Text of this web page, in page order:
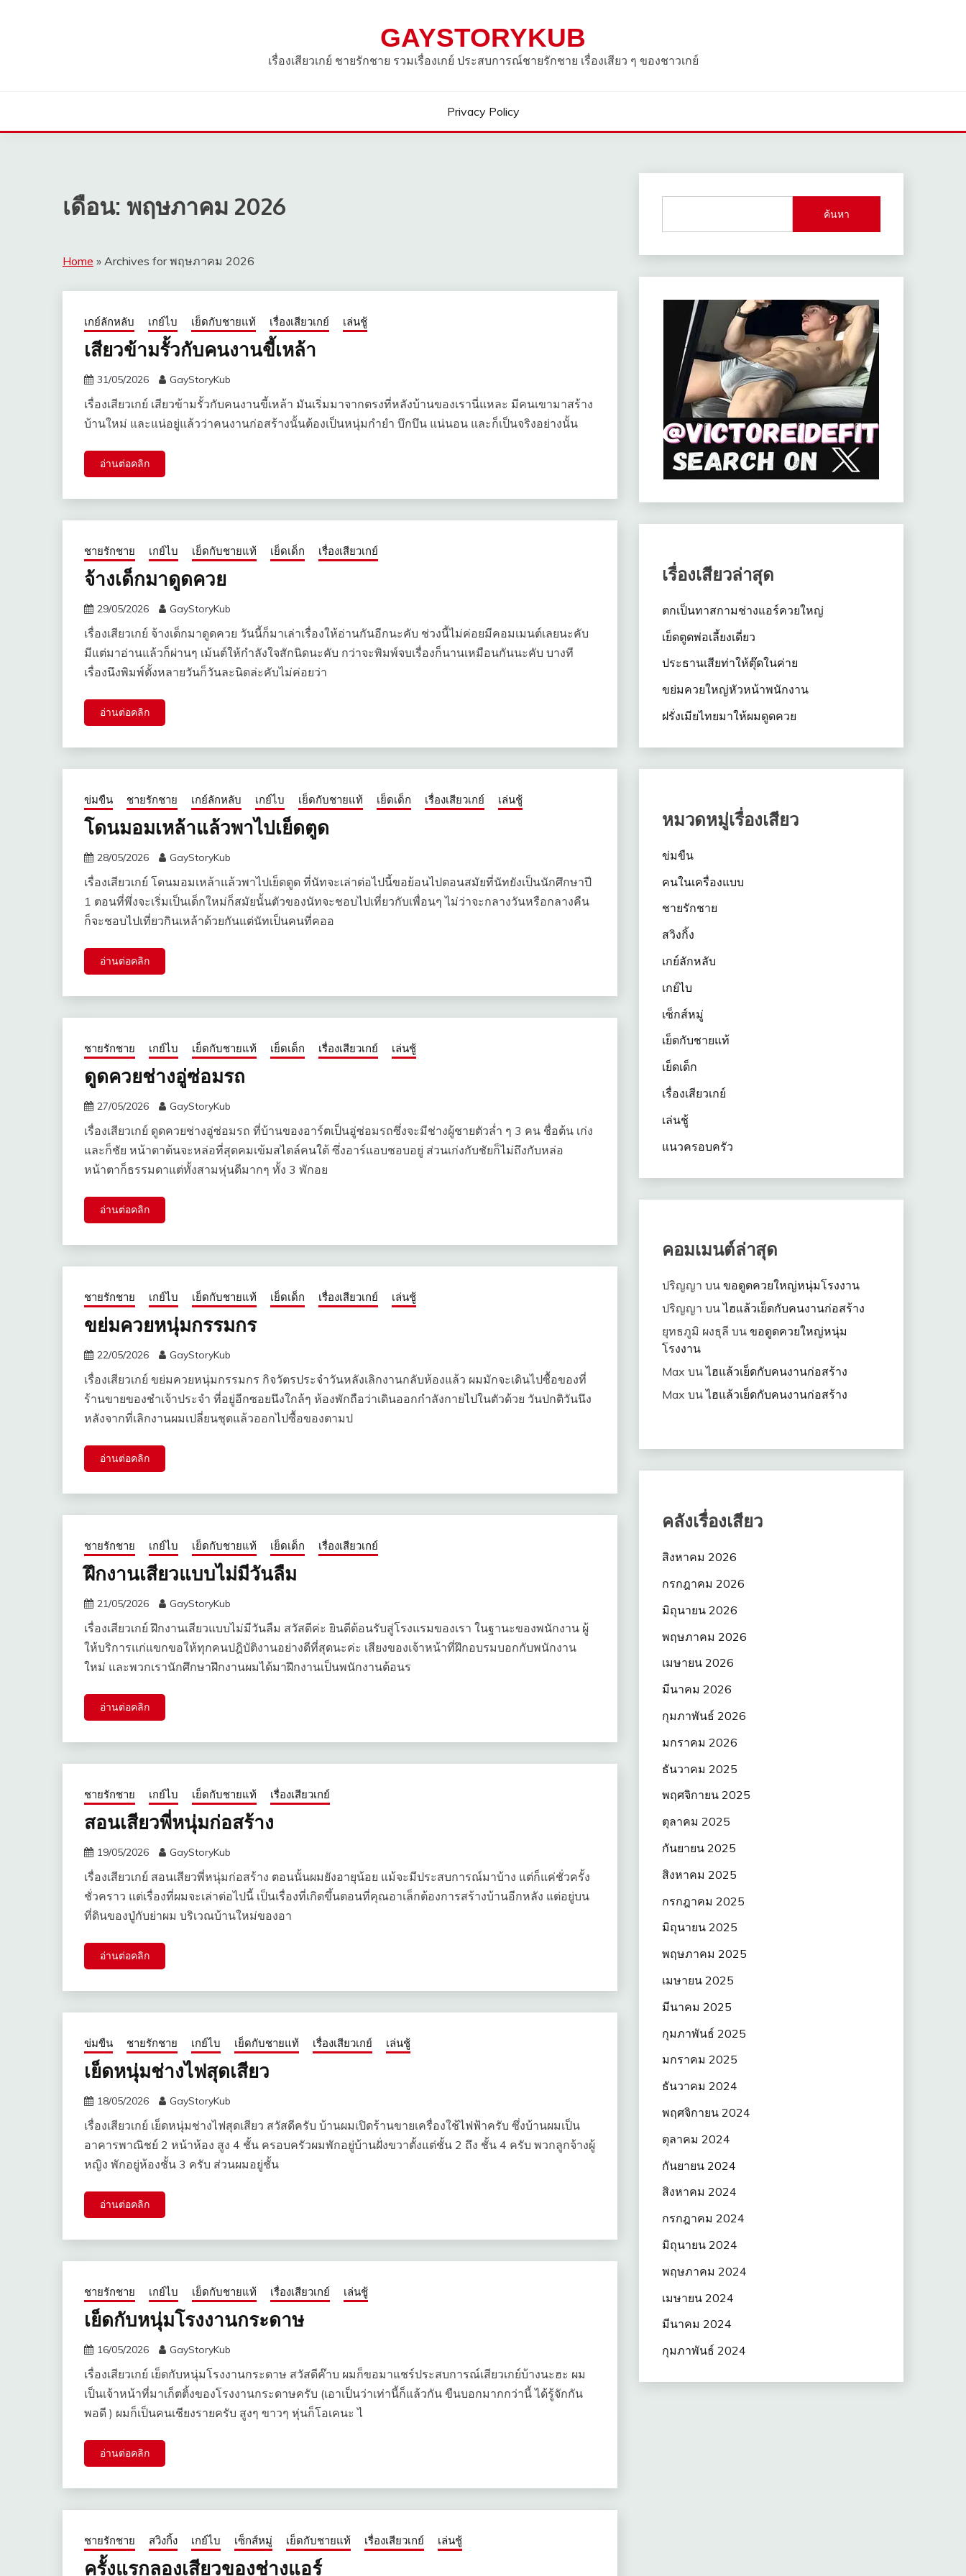
GAYSTORYKUB
เรื่องเสียวเกย์ ชายรักชาย รวมเรื่องเกย์ ประสบการณ์ชายรักชาย เรื่องเสียว ๆ ของชาวเกย์
Privacy Policy
เดือน: พฤษภาคม 2026
Home » Archives for พฤษภาคม 2026
เกย์ลักหลับ เกย์ไบ เย็ดกับชายแท้ เรื่องเสียวเกย์ เล่นชู้
เสียวข้ามรั้วกับคนงานขี้เหล้า
31/05/2026 GayStoryKub
เรื่องเสียวเกย์ เสียวข้ามรั้วกับคนงานขี้เหล้า มันเริ่มมาจากตรงที่หลังบ้านของเรานี่แหละ มีคนเขามาสร้าง
บ้านใหม่ และแน่อยู่แล้วว่าคนงานก่อสร้างนั้นต้องเป็นหนุ่มกำยำ บึกบึน แน่นอน และก็เป็นจริงอย่างนั้น
อ่านต่อคลิก
ชายรักชาย เกย์ไบ เย็ดกับชายแท้ เย็ดเด็ก เรื่องเสียวเกย์
จ้างเด็กมาดูดควย
29/05/2026 GayStoryKub
เรื่องเสียวเกย์ จ้างเด็กมาดูดควย วันนี้ก็มาเล่าเรื่องให้อ่านกันอีกนะคับ ช่วงนี้ไม่ค่อยมีคอมเมนต์เลยนะคับ
มีแต่มาอ่านแล้วก็ผ่านๆ เม้นต์ให้กำลังใจสักนิดนะคับ กว่าจะพิมพ์จบเรื่องก็นานเหมือนกันนะคับ บางที
เรื่องนึงพิมพ์ตั้งหลายวันก็วันละนิดล่ะคับไม่ค่อยว่า
อ่านต่อคลิก
ข่มขืน ชายรักชาย เกย์ลักหลับ เกย์ไบ เย็ดกับชายแท้ เย็ดเด็ก เรื่องเสียวเกย์ เล่นชู้
โดนมอมเหล้าแล้วพาไปเย็ดตูด
28/05/2026 GayStoryKub
เรื่องเสียวเกย์ โดนมอมเหล้าแล้วพาไปเย็ดตูด ที่นัทจะเล่าต่อไปนี้ขอย้อนไปตอนสมัยที่นัทยังเป็นนักศึกษาปี
1 ตอนที่พึ่งจะเริ่มเป็นเด็กใหม่ก็สมัยนั้นตัวของนัทจะชอบไปเที่ยวกับเพื่อนๆ ไม่ว่าจะกลางวันหรือกลางคืน
ก็จะชอบไปเที่ยวกินเหล้าด้วยกันแต่นัทเป็นคนที่คออ
อ่านต่อคลิก
ชายรักชาย เกย์ไบ เย็ดกับชายแท้ เย็ดเด็ก เรื่องเสียวเกย์ เล่นชู้
ดูดควยช่างอู่ซ่อมรถ
27/05/2026 GayStoryKub
เรื่องเสียวเกย์ ดูดควยช่างอู่ซ่อมรถ ที่บ้านของอาร์ตเป็นอู่ซ่อมรถซึ่งจะมีช่างผู้ชายตัวล่ำ ๆ 3 คน ชื่อต้น เก่ง
และก็ชัย หน้าตาต้นจะหล่อที่สุดคมเข้มสไตล์คนใต้ ซึ่งอาร์แอบชอบอยู่ ส่วนเก่งกับชัยก็ไม่ถึงกับหล่อ
หน้าตาก็ธรรมดาแต่ทั้งสามหุ่นดีมากๆ ทั้ง 3 พักอย
อ่านต่อคลิก
ชายรักชาย เกย์ไบ เย็ดกับชายแท้ เย็ดเด็ก เรื่องเสียวเกย์ เล่นชู้
ขย่มควยหนุ่มกรรมกร
22/05/2026 GayStoryKub
เรื่องเสียวเกย์ ขย่มควยหนุ่มกรรมกร กิจวัตร​ประจำวันหลังเลิกงาน​กลับห้องแล้ว ผมมักจะเดินไปซื้อของที่
ร้านขายของชำเจ้าประจำ​ ที่อยู่อีกซอยนึงใกล้ๆ ห้องพัก​ถือว่าเดินออกกําลัง​กายไปในตัวด้วย​ วันปกติวันนึง
หลังจากที่เลิกงานผมเปลี่ยนชุดแล้วออกไปซื้อของตามป
อ่านต่อคลิก
ชายรักชาย เกย์ไบ เย็ดกับชายแท้ เย็ดเด็ก เรื่องเสียวเกย์
ฝึกงานเสียวแบบไม่มีวันลืม
21/05/2026 GayStoryKub
เรื่องเสียวเกย์ ฝึกงานเสียวแบบไม่มีวันลืม สวัสดีค่ะ ยินดีต้อนรับสู่โรงแรมของเรา ในฐานะของพนักงาน ผู้
ให้บริการแก่แขกขอให้ทุกคนปฎิบัติงานอย่างดีที่สุดนะค่ะ เสียงของเจ้าหน้าที่ฝึกอบรมบอกกับพนักงาน
ใหม่ และพวกเรานักศึกษาฝึกงานผมได้มาฝึกงานเป็นพนักงานต้อนร
อ่านต่อคลิก
ชายรักชาย เกย์ไบ เย็ดกับชายแท้ เรื่องเสียวเกย์
สอนเสียวพี่หนุ่มก่อสร้าง
19/05/2026 GayStoryKub
เรื่องเสียวเกย์ สอนเสียวพี่หนุ่มก่อสร้าง ตอนนั้นผมยังอายุน้อย แม้จะมีประสบการณ์มาบ้าง แต่ก็แค่ชั่วครั้ง
ชั่วคราว แต่เรื่องที่ผมจะเล่าต่อไปนี้ เป็นเรื่องที่เกิดขึ้นตอนที่คุณอาเล็กต้องการสร้างบ้านอีกหลัง แต่อยู่บน
ที่ดินของปู่กับย่าผม บริเวณบ้านใหม่ของอา
อ่านต่อคลิก
ข่มขืน ชายรักชาย เกย์ไบ เย็ดกับชายแท้ เรื่องเสียวเกย์ เล่นชู้
เย็ดหนุ่มช่างไฟสุดเสียว
18/05/2026 GayStoryKub
เรื่องเสียวเกย์ เย็ดหนุ่มช่างไฟสุดเสียว สวัสดีครับ บ้านผมเปิดร้านขายเครื่องใช้ไฟฟ้าครับ ซึ่งบ้านผมเป็น
อาคารพาณิชย์ 2 หน้าห้อง สูง 4 ชั้น ครอบครัวผมพักอยู่บ้านฝั่งขวาตั้งแต่ชั้น 2 ถึง ชั้น 4 ครับ พวกลูกจ้างผู้
หญิง พักอยู่ห้องชั้น 3 ครับ ส่วนผมอยู่ชั้น
อ่านต่อคลิก
ชายรักชาย เกย์ไบ เย็ดกับชายแท้ เรื่องเสียวเกย์ เล่นชู้
เย็ดกับหนุ่มโรงงานกระดาษ
16/05/2026 GayStoryKub
เรื่องเสียวเกย์ เย็ดกับหนุ่มโรงงานกระดาษ สวัสดีค๊าบ ผมก็ขอมาแชร์ประสบการณ์เสียวเกย์บ้างนะฮะ ผม
เป็นเจ้าหน้าที่มาเก็ตติ้งของโรงงานกระดาษครับ (เอาเป็นว่าเท่านี้ก็แล้วกัน ขืนบอกมากกว่านี้ ได้รู้จักกัน
พอดี ) ผมก็เป็นคนเชียงรายครับ สูงๆ ขาวๆ หุ่นก็โอเคนะ ไ
อ่านต่อคลิก
ชายรักชาย สวิงกิ้ง เกย์ไบ เซ็กส์หมู่ เย็ดกับชายแท้ เรื่องเสียวเกย์ เล่นชู้
ครั้งแรกลองเสียวของช่างแอร์
ค้นหา
เรื่องเสียวล่าสุด
ตกเป็นทาสกามช่างแอร์ควยใหญ่
เย็ดตูดพ่อเลี้ยงเดี่ยว
ประธานเสียท่าให้ตุ๊ดในค่าย
ขย่มควยใหญ่หัวหน้าพนักงาน
ฝรั่งเมียไทยมาให้ผมดูดควย
หมวดหมู่เรื่องเสียว
ข่มขืน
คนในเครื่องแบบ
ชายรักชาย
สวิงกิ้ง
เกย์ลักหลับ
เกย์ไบ
เซ็กส์หมู่
เย็ดกับชายแท้
เย็ดเด็ก
เรื่องเสียวเกย์
เล่นชู้
แนวครอบครัว
คอมเมนต์ล่าสุด
ปริญญา บน ขอดูดควยใหญ่หนุ่มโรงงาน
ปริญญา บนไฮแล้วเย็ดกับคนงานก่อสร้าง
ยุทธภูมิ ผงธุลี บน ขอดูดควยใหญ่หนุ่ม
โรงงาน
Max บนไฮแล้วเย็ดกับคนงานก่อสร้าง
Max บนไฮแล้วเย็ดกับคนงานก่อสร้าง
คลังเรื่องเสียว
สิงหาคม 2026
กรกฎาคม 2026
มิถุนายน 2026
พฤษภาคม 2026
เมษายน 2026
มีนาคม 2026
กุมภาพันธ์ 2026
มกราคม 2026
ธันวาคม 2025
พฤศจิกายน 2025
ตุลาคม 2025
กันยายน 2025
สิงหาคม 2025
กรกฎาคม 2025
มิถุนายน 2025
พฤษภาคม 2025
เมษายน 2025
มีนาคม 2025
กุมภาพันธ์ 2025
มกราคม 2025
ธันวาคม 2024
พฤศจิกายน 2024
ตุลาคม 2024
กันยายน 2024
สิงหาคม 2024
กรกฎาคม 2024
มิถุนายน 2024
พฤษภาคม 2024
เมษายน 2024
มีนาคม 2024
กุมภาพันธ์ 2024